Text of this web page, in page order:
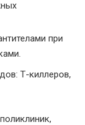
при
Т-киллеров,